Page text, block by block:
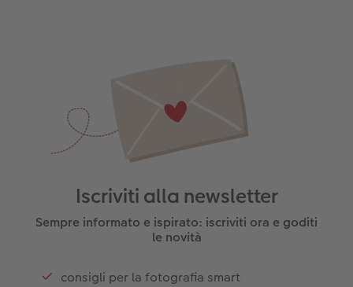
Iscriviti alla newsletter
Sempre informato e ispirato: iscriviti ora e goditi
le novità
consigli per la fotografia smart